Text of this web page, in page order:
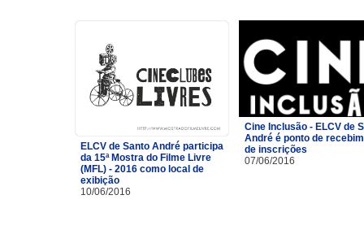
ELCV de Santo André participa
da 15ª Mostra do Filme Livre
(MFL) - 2016 como local de
exibição
10/06/2016
Cine Inclusão - ELCV de
André é ponto de
de inscrições
07/06/2016